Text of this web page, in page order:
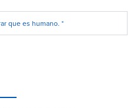
que es humano. *